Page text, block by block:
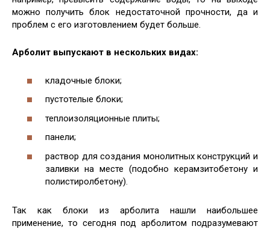
можно получить блок недостаточной прочности, да и
проблем с его изготовлением будет больше.
Арболит выпускают в нескольких видах:
кладочные блоки;
пустотелые блоки;
теплоизоляционные плиты;
панели;
раствор для создания монолитных конструкций и
заливки на месте (подобно керамзитобетону и
полистиролбетону).
Так как блоки из арболита нашли наибольшее
применение, то сегодня под арболитом подразумевают